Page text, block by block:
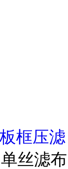
板框压滤
丝滤布